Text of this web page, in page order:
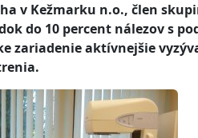
v Kežmarku n.o., člen
do 10 percent nálezov s
zariadenie aktívnejšie